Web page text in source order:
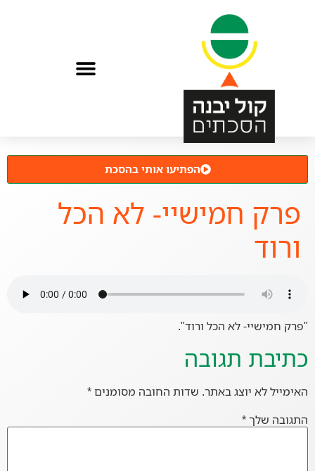
הפתיעו אותי בהסכת
פרק חמישיי- לא הכל
ורוד
"פרק חמישיי- לא הכל ורוד".
כתיבת תגובה
האימייל לא יוצג באתר. שדות החובה מסומנים*
התגובה שלך*